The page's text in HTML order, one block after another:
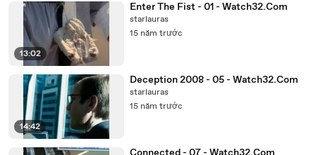
13:02
Enter The Fist - 01 - Watch32.Com
starlauras
15 năm trước
14:42
Deception 2008 - 05 - Watch32.Com
starlauras
15 năm trước